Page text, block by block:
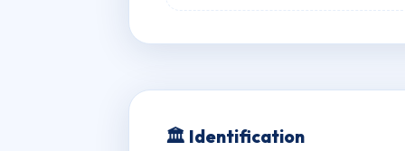
🏛 Identification